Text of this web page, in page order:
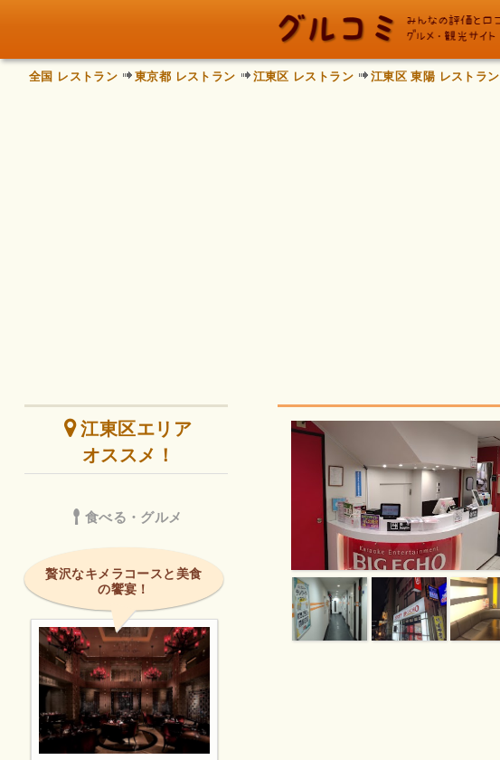
全国 レストラン 東京都 レストラン 江東区 レストラン 江東区 東陽 レストラン
江東区エリア
オススメ！
食べる・グルメ
贅沢なキメラコースと美食
の饗宴！